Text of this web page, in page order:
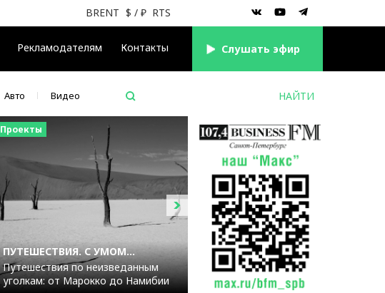
Рекламодателям Контакты Cлушать эфир
BRENT $ / ₽ RTS
Авто Видео
Проекты
ПУТЕШЕСТВИЯ. С УМОМ...
Путешествия по неизведанным
уголкам: от Марокко до Намибии